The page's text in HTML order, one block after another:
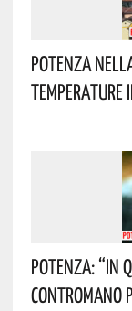
Potenza
Temperature
Potenza: “In
Contromano